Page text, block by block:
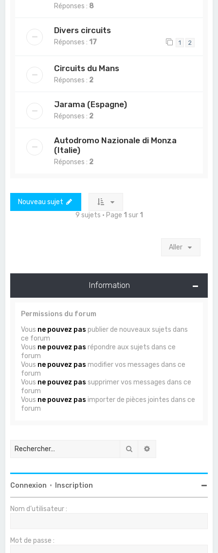
Réponses : 8
Divers circuits
Réponses : 17 1 2
Circuits du Mans
Réponses : 2
Jarama (Espagne)
Réponses : 2
Autodromo Nazionale di Monza
(Italie)
Réponses : 2
Nouveau sujet
9 sujets • Page 1 sur 1
Aller
Information
Permissions du forum
Vous ne pouvez pas publier de nouveaux sujets dans
ce forum
Vous ne pouvez pas répondre aux sujets dans ce
forum
Vous ne pouvez pas modifier vos messages dans ce
forum
Vous ne pouvez pas supprimer vos messages dans ce
forum
Vous ne pouvez pas importer de pièces jointes dans ce
forum
Rechercher
Connexion • Inscription
Nom d’utilisateur :
Mot de passe :